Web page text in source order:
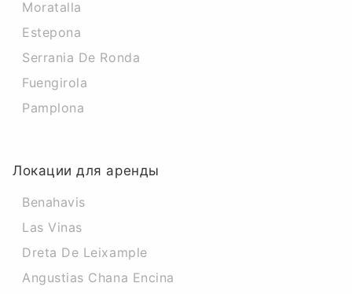
Moratalla
Estepona
Serrania De Ronda
Fuengirola
Pamplona
Локации для аренды
Benahavis
Las Vinas
Dreta De Leixample
Angustias Chana Encina